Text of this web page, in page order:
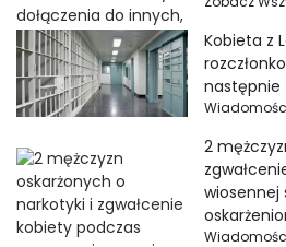
Kobieta z
następnie
2
wiosennej